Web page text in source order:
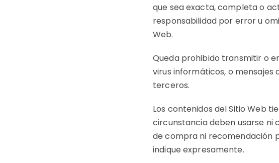
que sea exacta, completa o
responsabilidad por error u
Web.
Queda prohibido transmitir o
virus informáticos, o mensajes
terceros.
Los contenidos del Sitio Web
circunstancia deben usarse ni
de compra ni recomendación
indique expresamente.